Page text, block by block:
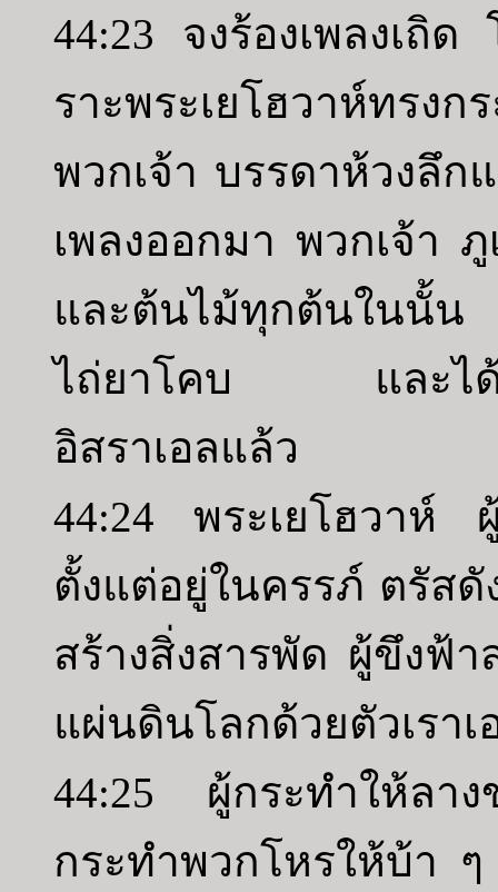
44:23 จงร้องเพลงเถิ
ราะพระเยโฮวาห์ทรง
พวกเจ้า บรรดาห้วงลึก
เพลงออกมา พวกเจ้า
และต้นไม้ทุกต้นในนั้น
ไถ่ยาโคบ และได้ทร
อิสราเอลแล้ว
44:24 พระเยโฮวาห์
ตั้งแต่อยู่ในครรภ์ ตรัสดั
สร้างสิ่งสารพัด ผู้ขึงฟ้
แผ่นดินโลกด้วยตัวเราเ
44:25 ผู้กระทำให้ลา
กระทำพวกโหรให้บ้า